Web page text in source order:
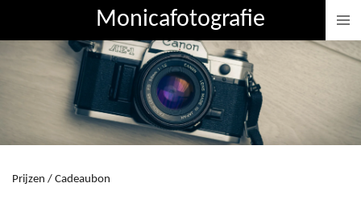
direct
hoofdinhoud
Monicafotografie
Prijzen / Cadeaubon